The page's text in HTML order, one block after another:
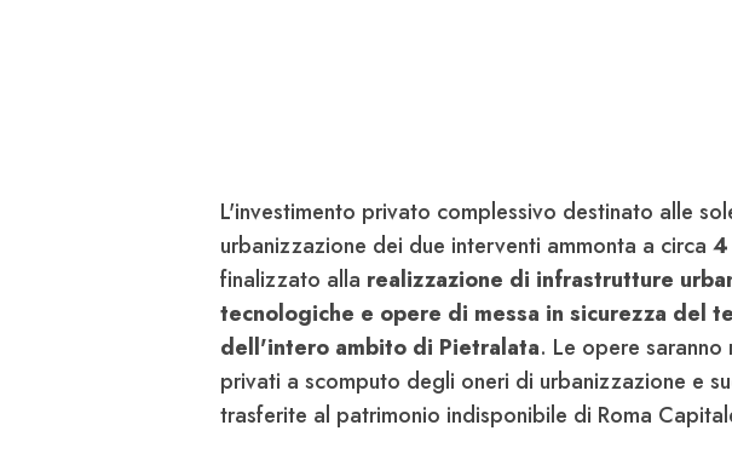
L'investimento privato complessivo destinato alle
urbanizzazione dei due interventi ammonta a circa 4
finalizzato alla realizzazione di infrastrutture
tecnologiche e opere di messa in sicurezza del
dell'intero ambito di Pietralata. Le opere
privati a scomputo degli oneri di urbanizzazione e
trasferite al patrimonio indisponibile di Roma